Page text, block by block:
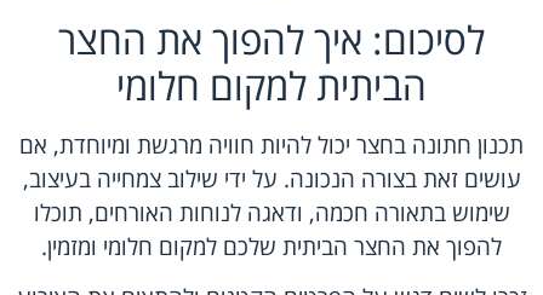
לסיכום: איך להפוך את החצר
הביתית למקום חלומי
תכנון חתונה בחצר יכול להיות חוויה מרגשת ומיוחדת, אם
עושים זאת בצורה הנכונה. על ידי שילוב צמחייה בעיצוב,
שימוש בתאורה חכמה, ודאגה לנוחות האורחים, תוכלו
להפוך את החצר הביתית שלכם למקום חלומי ומזמין.